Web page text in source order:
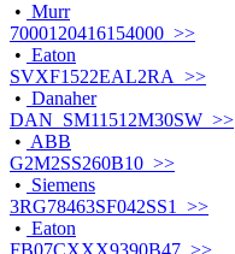
• Murr
7000120416154000 >>
• Eaton
SVXF1522EAL2RA >>
• Danaher
DAN_SM11512M30SW >>
• ABB
G2M2SS260B10 >>
• Siemens
3RG78463SF042SS1 >>
• Eaton